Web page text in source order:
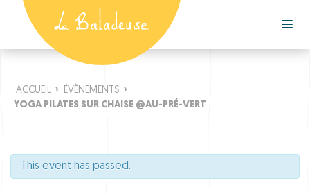
ACCUEIL › ÉVÈNEMENTS ›
YOGA PILATES SUR CHAISE @AU-PRÉ-VERT
This event has passed.